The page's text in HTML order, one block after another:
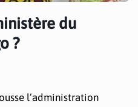
du
?
l’administration